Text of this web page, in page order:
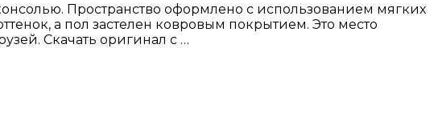
Пространство оформлено с использованием мягких
а пол застелен ковровым покрытием. Это место
Скачать оригинал с …